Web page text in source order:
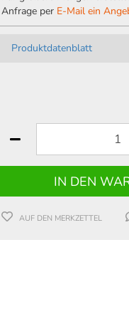
Anfrage per E-Mail ein
Produktdatenblatt
AUF DEN MERKZETTEL